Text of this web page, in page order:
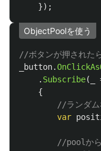
});
ObjectPoolを使う
//ボタンが押された
_button.
. Subscribe(
{
//ランダム
var
//poolか